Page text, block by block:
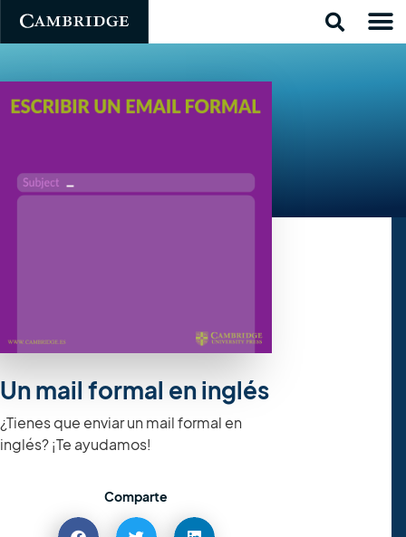
Un mail formal en inglés
¿Tienes que enviar un mail formal en
inglés? ¡Te ayudamos!
Comparte